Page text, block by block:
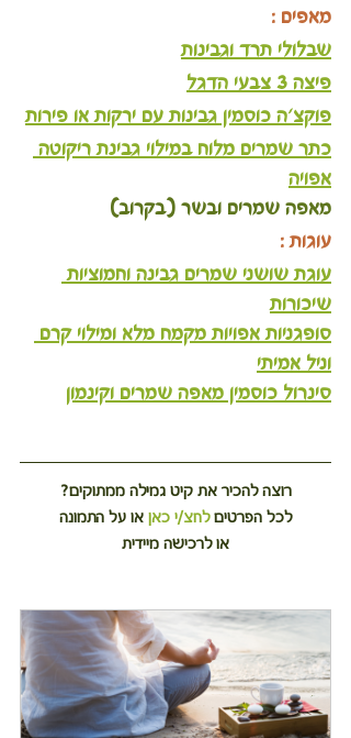
מאפים :
שבלולי תרד וגבינות
פיצה 3 צבעי הדגל
פוקצ'ה כוסמין גבינות עם ירקות או פירות
כתר שמרים מלוח במילוי גבינת ריקוטה
אפויה
מאפה שמרים ובשר (בקרוב)
עוגות :
עוגת שושני שמרים גבינה וחמוציות
שיכורות
סופגניות אפויות מקמח מלא ומילוי קרם
וניל אמיתי
סינרול כוסמין מאפה שמרים וקינמון
רוצה להכיר את קיט גמילה ממתוקים?
לכל הפרטים לחצ/י כאן או על התמונה
או לרכישה מיידית